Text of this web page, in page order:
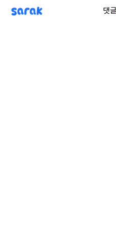
sarak 댓글